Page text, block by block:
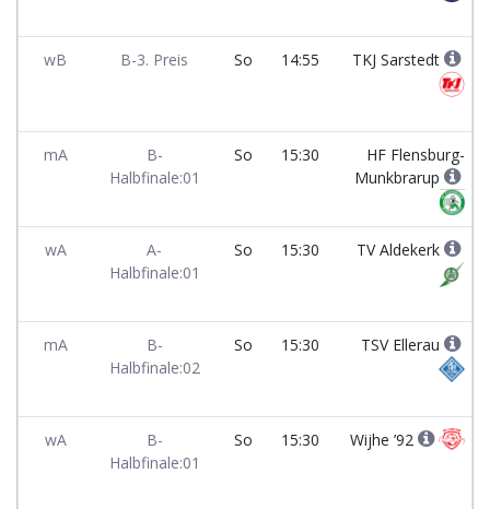
wB B-3. Preis So 14:55 TKJ Sarstedt
mA
B-
Halbfinale:01
So 15:30
HF Flensburg-
Munkbrarup
wA
A-
Halbfinale:01
So 15:30 TV Aldekerk
mA
B-
Halbfinale:02
So 15:30 TSV Ellerau
wA
B-
Halbfinale:01
So 15:30 Wijhe ’92